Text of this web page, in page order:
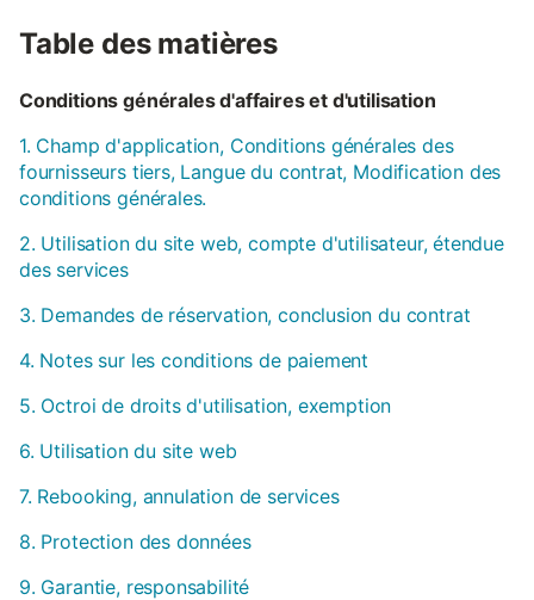
Table des matières
Conditions générales d'affaires et d'utilisation
1. Champ d'application, Conditions générales des
fournisseurs tiers, Langue du contrat, Modification des
conditions générales.
2. Utilisation du site web, compte d'utilisateur, étendue
des services
3. Demandes de réservation, conclusion du contrat
4. Notes sur les conditions de paiement
5. Octroi de droits d'utilisation, exemption
6. Utilisation du site web
7. Rebooking, annulation de services
8. Protection des données
9. Garantie, responsabilité